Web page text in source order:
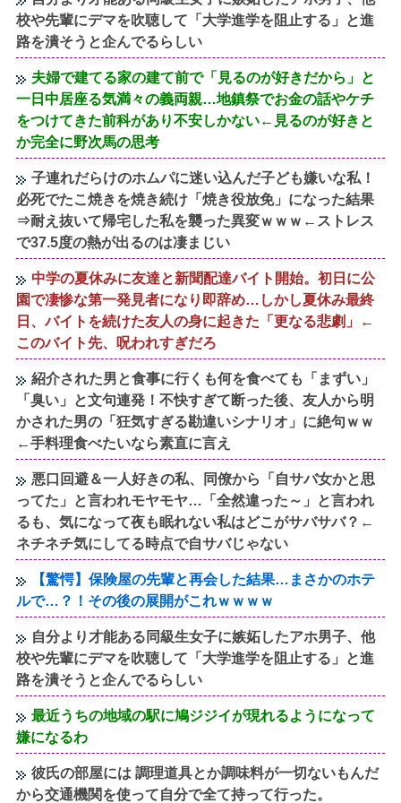
校や先輩にデマを吹聴して「大学進学を阻止する」と進
路を潰そうと企んでるらしい
夫婦で建てる家の建て前で「見るのが好きだから」と
一日中居座る気満々の義両親…地鎮祭でお金の話やケチ
をつけてきた前科があり不安しかない←見るのが好きと
か完全に野次馬の思考
子連れだらけのホムパに迷い込んだ子ども嫌いな私！
必死でたこ焼きを焼き続け「焼き役放免」になった結果
⇒耐え抜いて帰宅した私を襲った異変ｗｗｗ←ストレス
で37.5度の熱が出るのは凄まじい
中学の夏休みに友達と新聞配達バイト開始。初日に公
園で凄惨な第一発見者になり即辞め…しかし夏休み最終
日、バイトを続けた友人の身に起きた「更なる悲劇」←
このバイト先、呪われすぎだろ
紹介された男と食事に行くも何を食べても「まずい」
「臭い」と文句連発！不快すぎて断った後、友人から明
かされた男の「狂気すぎる勘違いシナリオ」に絶句ｗｗ
←手料理食べたいなら素直に言え
悪口回避＆一人好きの私、同僚から「自サバ女かと思
ってた」と言われモヤモヤ…「全然違った～」と言われ
るも、気になって夜も眠れない私はどこがサバサバ？←
ネチネチ気にしてる時点で自サバじゃない
【驚愕】保険屋の先輩と再会した結果…まさかのホテ
ルで…？！その後の展開がこれｗｗｗｗ
自分より才能ある同級生女子に嫉妬したアホ男子、他
校や先輩にデマを吹聴して「大学進学を阻止する」と進
路を潰そうと企んでるらしい
最近うちの地域の駅に鳩ジジイが現れるようになって
嫌になるわ
彼氏の部屋には 調理道具とか調味料が一切ないもんだ
から交通機関を使って自分で全て持って行った。